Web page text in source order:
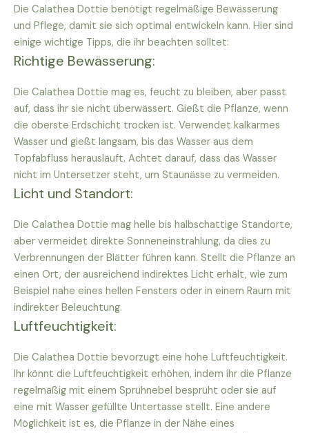
Die Calathea Dottie benötigt regelmäßige Bewässerung
und Pflege, damit sie sich optimal entwickeln kann. Hier sind
einige wichtige Tipps, die ihr beachten solltet:
Richtige Bewässerung:
Die Calathea Dottie mag es, feucht zu bleiben, aber passt
auf, dass ihr sie nicht überwässert. Gießt die Pflanze, wenn
die oberste Erdschicht trocken ist. Verwendet kalkarmes
Wasser und gießt langsam, bis das Wasser aus dem
Topfabfluss herausläuft. Achtet darauf, dass das Wasser
nicht im Untersetzer steht, um Staunässe zu vermeiden.
Licht und Standort:
Die Calathea Dottie mag helle bis halbschattige Standorte,
aber vermeidet direkte Sonneneinstrahlung, da dies zu
Verbrennungen der Blätter führen kann. Stellt die Pflanze an
einen Ort, der ausreichend indirektes Licht erhält, wie zum
Beispiel nahe eines hellen Fensters oder in einem Raum mit
indirekter Beleuchtung.
Luftfeuchtigkeit:
Die Calathea Dottie bevorzugt eine hohe Luftfeuchtigkeit.
Ihr könnt die Luftfeuchtigkeit erhöhen, indem ihr die Pflanze
regelmäßig mit einem Sprühnebel besprüht oder sie auf
eine mit Wasser gefüllte Untertasse stellt. Eine andere
Möglichkeit ist es, die Pflanze in der Nähe eines